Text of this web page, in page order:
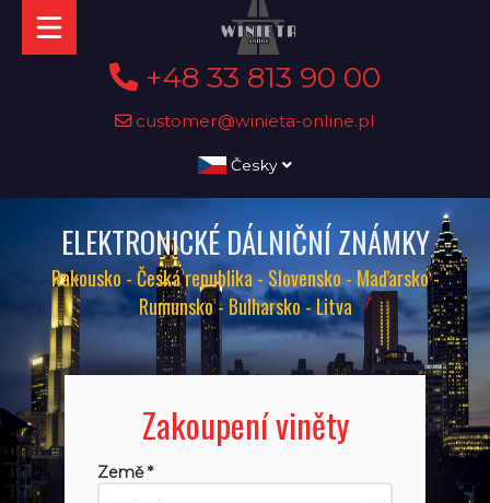
+48 33 813 90 00
customer@winieta-online.pl
Česky
ELEKTRONICKÉ DÁLNIČNÍ ZNÁMKY
Rakousko - Česká republika - Slovensko - Maďarsko -
Rumunsko - Bulharsko - Litva
Zakoupení viněty
Země *